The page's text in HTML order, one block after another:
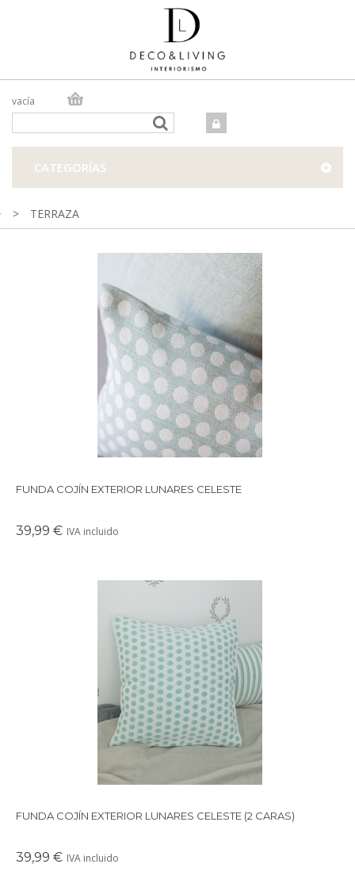
vacía
TIENDA FÍSICA
CATEGORÍAS
> TERRAZA
Funda de cojín de exterior con estampado de lunares en color
verde agua y crema.
FUNDA COJÍN EXTERIOR LUNARES CELESTE
39,99 € IVA incluido
Funda de cojín de lunares en tonos celeste y beige clarito.
FUNDA COJÍN EXTERIOR LUNARES CELESTE (2 CARAS)
39,99 € IVA incluido